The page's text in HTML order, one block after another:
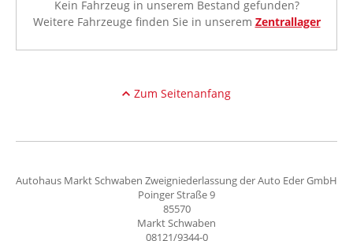
Kein Fahrzeug in unserem Bestand gefunden?
Weitere Fahrzeuge finden Sie in unserem Zentrallager
Zum Seitenanfang
Autohaus Markt Schwaben Zweigniederlassung der Auto Eder GmbH
Poinger Straße 9
85570
Markt Schwaben
08121/9344-0